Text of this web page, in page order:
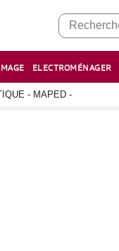
ELECTROMÉNAGER
- MAPED -